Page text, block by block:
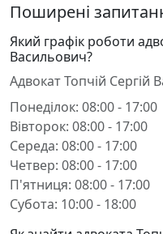
Поширені
Який графік роботи
Васильович?
Адвокат Топчій Сергій
Понеділок: 08:00 - 17:00
Вівторок: 08:00 - 17:00
Середа: 08:00 - 17:00
Четвер: 08:00 - 17:00
П'ятниця: 08:00 - 17:00
Субота: 10:00 - 18:00